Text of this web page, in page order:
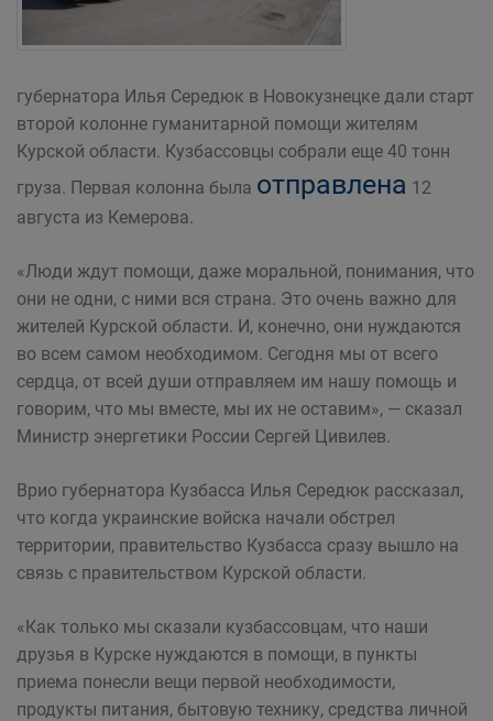
губернатора Илья Середюк в Новокузнецке дали старт
второй колонне гуманитарной помощи жителям
Курской области. Кузбассовцы собрали еще 40 тонн
груза. Первая колонна была отправлена 12
августа из Кемерова.
«Люди ждут помощи, даже моральной, понимания, что
они не одни, с ними вся страна. Это очень важно для
жителей Курской области. И, конечно, они нуждаются
во всем самом необходимом. Сегодня мы от всего
сердца, от всей души отправляем им нашу помощь и
говорим, что мы вместе, мы их не оставим», — сказал
Министр энергетики России Сергей Цивилев.
Врио губернатора Кузбасса Илья Середюк рассказал,
что когда украинские войска начали обстрел
территории, правительство Кузбасса сразу вышло на
связь с правительством Курской области.
«Как только мы сказали кузбассовцам, что наши
друзья в Курске нуждаются в помощи, в пункты
приема понесли вещи первой необходимости,
продукты питания, бытовую технику, средства личной